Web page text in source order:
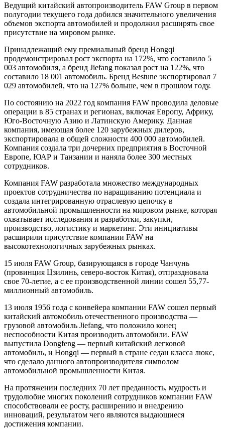
Ведущий китайский автопроизводитель FAW Group в первом
полугодии текущего года добился значительного увеличения
объемов экспорта автомобилей и продолжил расширять свое
присутствие на мировом рынке.
Принадлежащий ему премиальный бренд Hongqi
продемонстрировал рост экспорта на 172%, что составило 5
003 автомобиля, а бренд Jiefang показал рост на 122%, что
составило 18 001 автомобиль. Бренд Bestune экспортировал 7
029 автомобилей, что на 127% больше, чем в прошлом году.
По состоянию на 2022 год компания FAW проводила деловые
операции в 85 странах и регионах, включая Европу, Африку,
Юго-Восточную Азию и Латинскую Америку. Данная
компания, имеющая более 120 зарубежных дилеров,
экспортировала в общей сложности 400 000 автомобилей.
Компания создала три дочерних предприятия в Восточной
Европе, ЮАР и Танзании и наняла более 300 местных
сотрудников.
Компания FAW разработала множество международных
проектов сотрудничества по наращиванию потенциала и
создала интегрированную отраслевую цепочку в
автомобильной промышленности на мировом рынке, которая
охватывает исследования и разработки, закупки,
производство, логистику и маркетинг. Эти инициативы
расширили присутствие компании FAW на
высокотехнологичных зарубежных рынках.
15 июля FAW Group, базирующаяся в городе Чанчунь
(провинция Цзилинь, северо-восток Китая), отпраздновала
свое 70-летие, а с ее производственной линии сошел 55,77-
миллионный автомобиль.
13 июля 1956 года с конвейера компании FAW сошел первый
китайский автомобиль отечественного производства —
грузовой автомобиль Jiefang, что положило конец
неспособности Китая производить автомобили. FAW
выпустила Dongfeng — первый китайский легковой
автомобиль, и Hongqi — первый в стране седан класса люкс,
что сделало данного автопроизводителя символом
автомобильной промышленности Китая.
На протяжении последних 70 лет преданность, мудрость и
трудолюбие многих поколений сотрудников компании FAW
способствовали ее росту, расширению и внедрению
инноваций, результатом чего являются выдающиеся
достижения компании.